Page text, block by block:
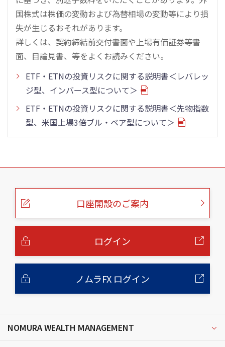
国株式は株価の変動および為替相場の変動等により損
失が生じるおそれがあります。
詳しくは、契約締結前交付書面や上場有価証券等書
面、目論見書、等をよくお読みください。
ETF・ETNの投資リスクに関する説明書＜レバレッ
ジ型、インバース型について＞
ETF・ETNの投資リスクに関する説明書＜先物指数
型、米国上場3倍ブル・ベア型について＞
こ
口座開設のご案内
ログイン
ノムラFX ログイン
NOMURA WEALTH MANAGEMENT